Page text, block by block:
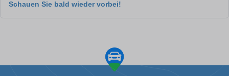
Schauen Sie bald wieder vorbei!